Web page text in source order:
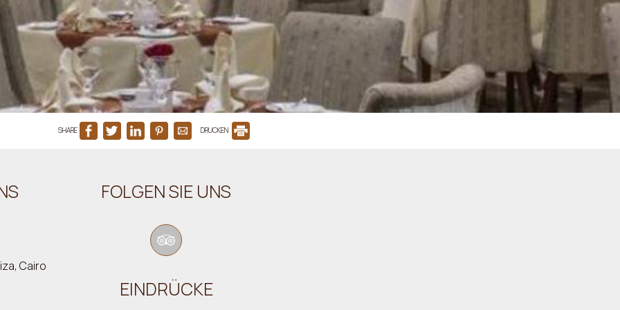
SHARE DRUCKEN
Cairo
FOLGEN SIE UNS
EINDRÜCKE